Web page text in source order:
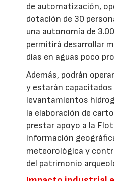
de automatización,
dotación de 30
una autonomía de
permitirá desarrollar
días en aguas poco
Además, podrán
y estarán
levantamientos
la elaboración de
prestar apoyo a la
información
meteorológica y
del patrimonio